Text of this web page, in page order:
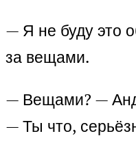
— Я не буду это
за вещами.
— Вещами? —
— Ты что,